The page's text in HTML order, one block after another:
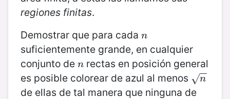
regiones finitas.
Demostrar que para cada n
n
suficientemente grande, en cualquier
conjunto de n
n rectas en posición general
es posible colorear de azul al menos
n
−
−
√
n
de ellas de tal manera que ninguna de